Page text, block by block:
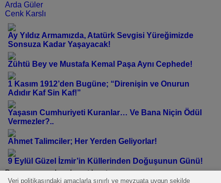
Arda Güler
Cenk Karslı
Ay Yıldız Armamızda, Atatürk Sevgisi Yüreğimizde
Sonsuza Kadar Yaşayacak!
Zühtü Bey ve Mustafa Kemal Paşa Aynı Cephede!
1 Kasım 1912’den Bugüne; “Direnişin ve Onurun
Adıdır Kaf Sin Kaf!”
Yaşasın Cumhuriyeti Kuranlar… Ve Bana Niçin Ödül
Vermezler?..
Ahmet Talimciler; Her Yerden Geliyorlar!
9 Eylül Güzel İzmir’in Küllerinden Doğuşunun Günü!
Bu yazı yorumlara kapatılmıştır.
Veri politikasındaki amaçlarla sınırlı ve mevzuata uygun şekilde